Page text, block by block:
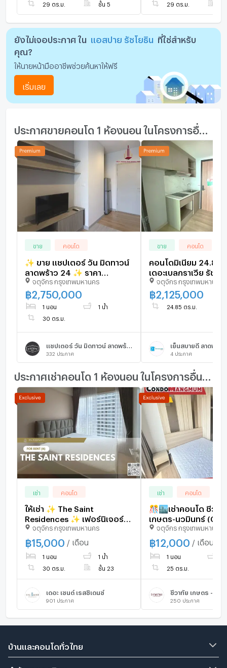
29 ตร.ม. ชั้น 5 29 ตร.ม.
ยังไม่เจอประกาศ ใน แอสปาย รัชโยธิน
ที่ใช่สำหรับ
คุณ?
ให้นายหน้ามืออาชีพช่วยค้นหาให้ฟรี
เริ่มเลย
ขาย คอนโด
✨ ขาย แชปเตอร์ วัน มิดทาวน์
ลาดพร้าว 24 ✨ ราคา
2,750,000 บาท
จตุจักร กรุงเทพมหานคร
฿2,750,000
1 นอน 1 น้ำ
30 ตร.ม.
332 ประกาศ
ขาย คอนโด
คอนโดมิเนียม 24.85
เดอะเบลกราเวีย รัชดา-
ลาดพร้าว 15 เขตบางเ
กรุงเทพมหานคร 2.1M
จตุจักร กรุงเทพมหานคร
฿2,125,000
24.85 ตร.ม.
เย็นสบายดี ลาดพร้าว
4 ประกาศ
เช่า คอนโด
ให้เช่า ✨ The Saint
Residences ✨ เฟอร์นิเจอร์
และ เครื่องใช้ไฟฟ้าครบ ใกล้
BTS ห้าแยกลาดพร้าว
จตุจักร กรุงเทพมหานคร
฿15,000 / เดือน
1 นอน 1 น้ำ
30 ตร.ม. ชั้น 23
เดอะ เซนต์ เรสซิเดนซ์
901 ประกาศ
เช่า คอนโด
🎊🏙️เช่าคอนโด ชีวาทัย
เกษตร-นวมินทร์
kaset-nawamin) ใกล้
เสนานิคม และ ม.เกษต
📌
จตุจักร กรุงเทพมหานคร
฿12,000 / เดือน
1 นอน
25 ตร.ม.
ชีวาทัย เกษตร - นว
250 ประกาศ
บ้านและคอนโดทั่วไทย